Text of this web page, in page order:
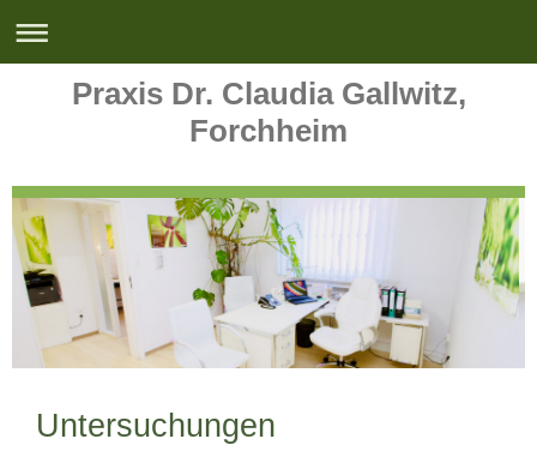
Praxis Dr. Claudia Gallwitz,
Forchheim
Untersuchungen